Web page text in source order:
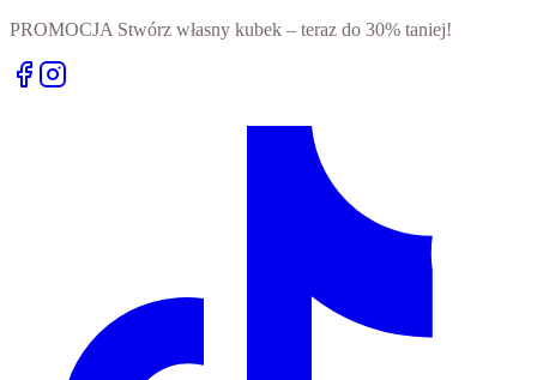
PROMOCJA Stwórz własny kubek – teraz do 30% taniej!